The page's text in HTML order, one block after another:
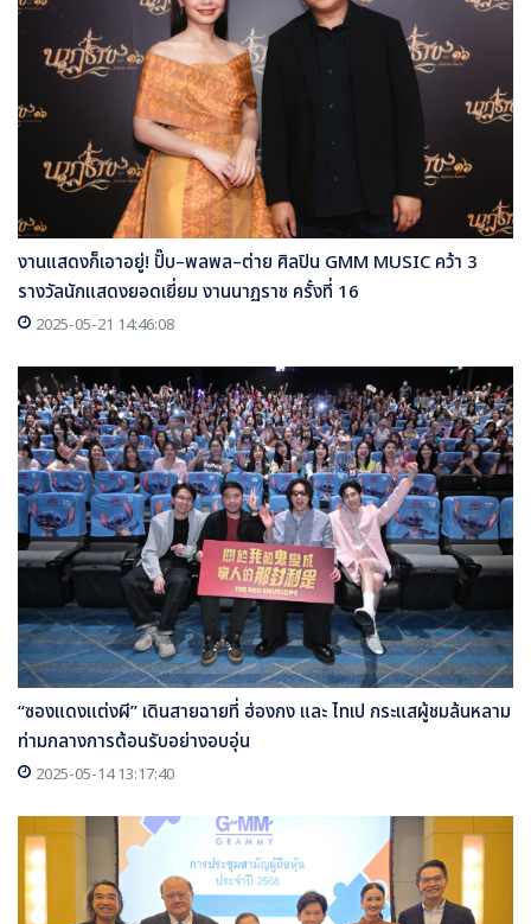
งานแสดงก็เอาอยู่! ปั๊บ–พลพล–ต่าย ศิลปิน GMM MUSIC คว้า 3
รางวัลนักแสดงยอดเยี่ยม งานนาฏราช ครั้งที่ 16
2025-05-21 14:46:08
“ซองแดงแต่งผี” เดินสายฉายที่ ฮ่องกง และ ไทเป กระแสผู้ชมล้นหลาม
ท่ามกลางการต้อนรับอย่างอบอุ่น
2025-05-14 13:17:40